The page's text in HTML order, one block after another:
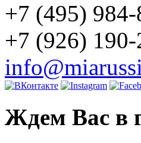
+7 (495)
+7 (926)
Ждем Вас в